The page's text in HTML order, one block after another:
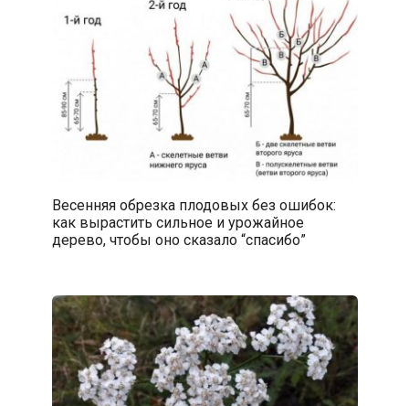
Весенняя обрезка плодовых без ошибок:
как вырастить сильное и урожайное
дерево, чтобы оно сказало “спасибо”